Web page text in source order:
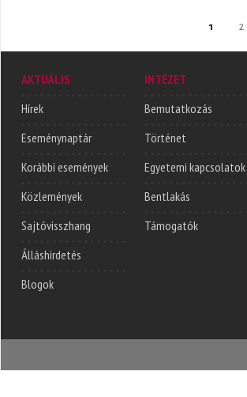
1 2
AKTUÁLIS
Hírek
Eseménynaptár
Korábbi események
Közlemények
Sajtóvisszhang
Álláshirdetés
Blogok
INTÉZET
Bemutatkozás
Történet
Egyetemi kapcsolatok
Bentlakás
Támogatók